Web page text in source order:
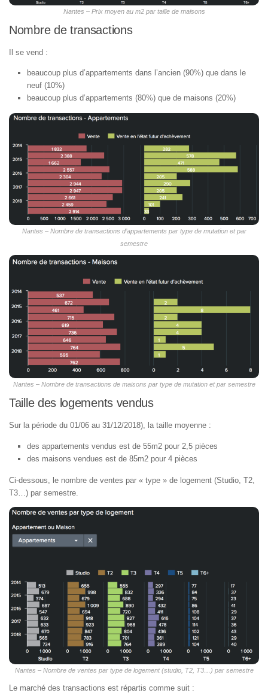
Nantes – Prix moyen au m2 par taille de maisons
Nombre de transactions
Il se vend :
beaucoup plus d’appartements dans l’ancien (90%) que dans le
neuf (10%)
beaucoup plus d’appartements (80%) que de maisons (20%)
Nantes – Nombre de transactions d’appartements par type de mutation et par
semestre
Nantes – Nombre de transactions de maisons par type de mutation et par semestre
Taille des logements vendus
Sur la période du 01/06 au 31/12/2018), la taille moyenne :
des appartements vendus est de 55m2 pour 2,5 pièces
des maisons vendues est de 85m2 pour 4 pièces
Ci-dessous, le nombre de ventes par « type » de logement (Studio, T2,
T3…) par semestre.
Nantes – Nombre de ventes par type de logement (studio, T2, T3…) par semestre
Le marché des transactions est répartis comme suit :